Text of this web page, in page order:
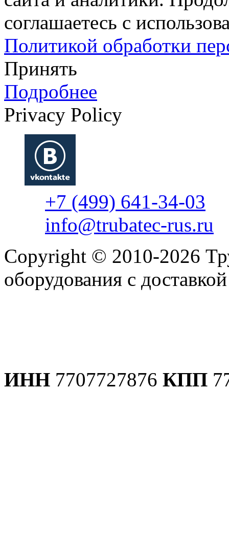
соглашаетесь с
Политикой обработки
Принять
Подробнее
Privacy Policy
+7 (499) 641-34-03
info@trubatec-rus.ru
Copyright © 2010-2026
оборудования с
ИНН 7707727876 КПП